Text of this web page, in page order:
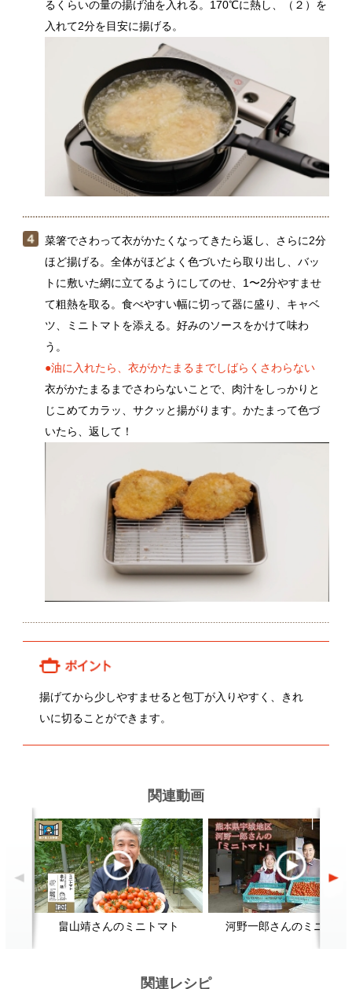
菜箸でさわって衣がかたくなってきたら返し、さらに2分
ほど揚げる。全体がほどよく色づいたら取り出し、バッ
トに敷いた網に立てるようにしてのせ、1〜2分やすませ
て粗熱を取る。食べやすい幅に切って器に盛り、キャベ
ツ、ミニトマトを添える。好みのソースをかけて味わ
●油に入れたら、衣がかたまるまでしばらくさわらない
衣がかたまるまでさわらないことで、肉汁をしっかりと
いたら、返して！
いに切ることができます。
関連動画
畠山靖さんのミニトマト
野菜（かぶ）の浅漬けをおいしく
つくるには？
和風おろしハンバーグ
顔が見える食品。 ホーム
野菜。
加工品。
レシピ
動画Gallery